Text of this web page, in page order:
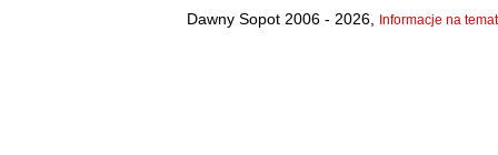
Dawny Sopot 2006 - 2026, Informacje na